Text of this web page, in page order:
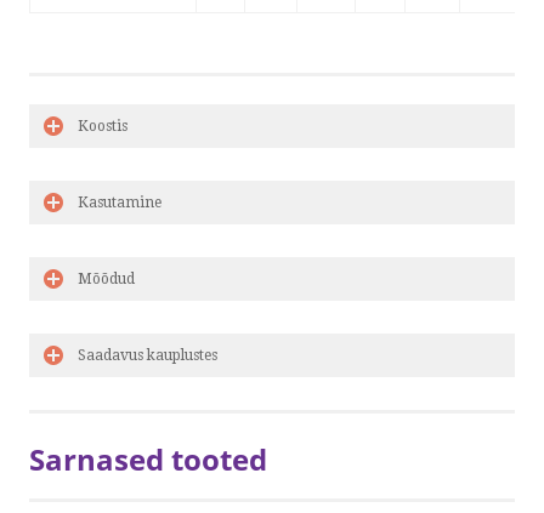
Koostis
Kasutamine
Mõõdud
Saadavus kauplustes
Sarnased tooted